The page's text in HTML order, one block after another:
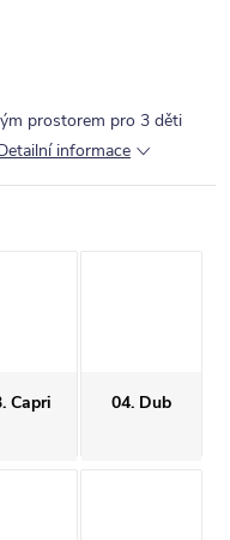
prostorem pro 3 děti
informace
Capri 04. Dub